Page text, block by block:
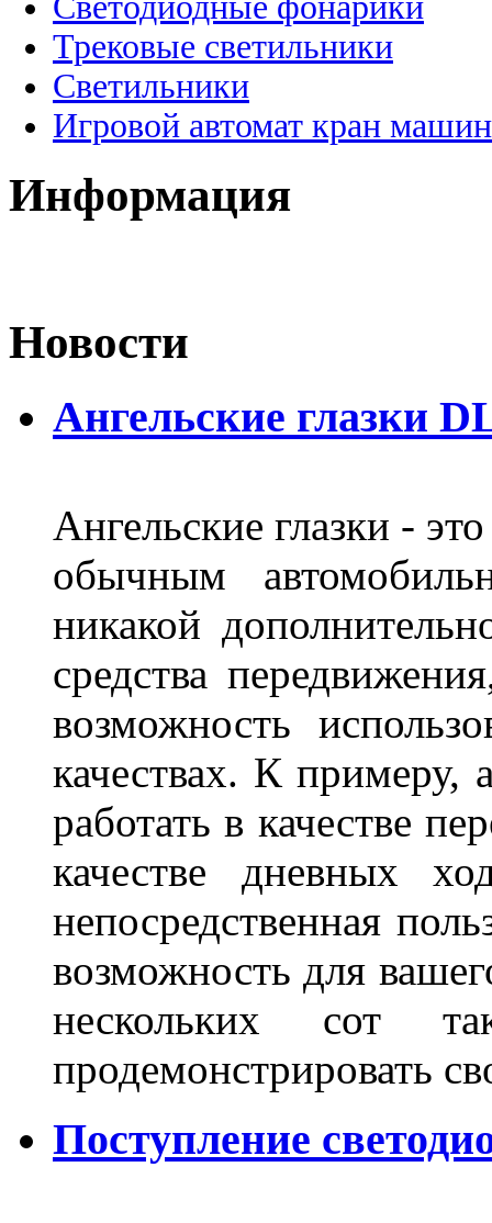
Трековые светильники
Светильники
Игровой автомат кран
Информация
Новости
Ангельские глазки
Ангельские глазки -
обычным
никакой
средства
возможность
качествах. К примеру,
работать в качестве
качестве дневных
непосредственная
возможность для
нескольких
продемонстрировать
Поступление